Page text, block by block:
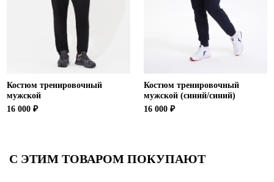
Костюм тренировочный
мужской
16 000 ₽
Костюм тренировочный
мужской (синий/синий)
16 000 ₽
С ЭТИМ ТОВАРОМ ПОКУПАЮТ